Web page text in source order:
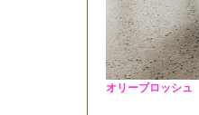
オリーブロッシュ